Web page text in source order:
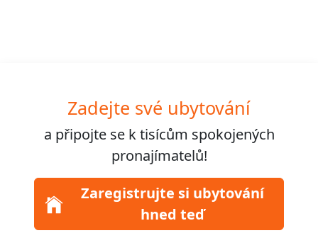
Zadejte své ubytování
a připojte se ktisícům spokojených
pronajímatelů!
Zaregistrujte si ubytování
hned teď